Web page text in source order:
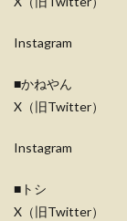
Instagram
■かねやん
X（旧Twitter）
Instagram
■トシ
X（旧Twitter）